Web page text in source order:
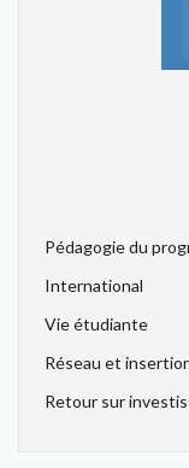
Pédagogie du
International
Vie étudiante
Réseau et
Retour sur